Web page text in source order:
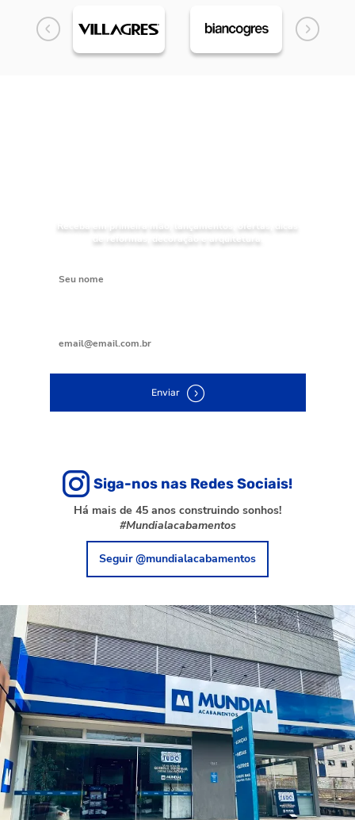
Receba em primeira mão, lançamentos, ofertas, dicas
de reformas, decoração e arquitetura.
Enviar
Siga-nos nas Redes Sociais!
Há mais de 45 anos construindo sonhos!
#Mundialacabamentos
Seguir @mundialacabamentos